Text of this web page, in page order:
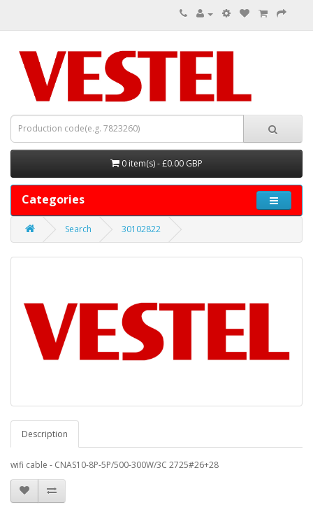
0 item(s) - £0.00 GBP
Categories
Search 30102822
Description
wifi cable - CNAS10-8P-5P/500-300W/3C 2725#26+28